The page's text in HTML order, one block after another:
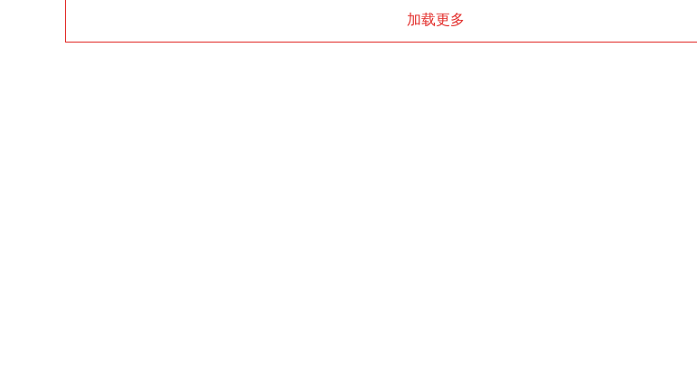
加载更多
Raythink燧石技术：以红外技术，筑造低 智联航空：无